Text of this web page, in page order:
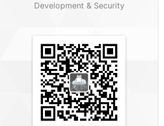
Development & Security